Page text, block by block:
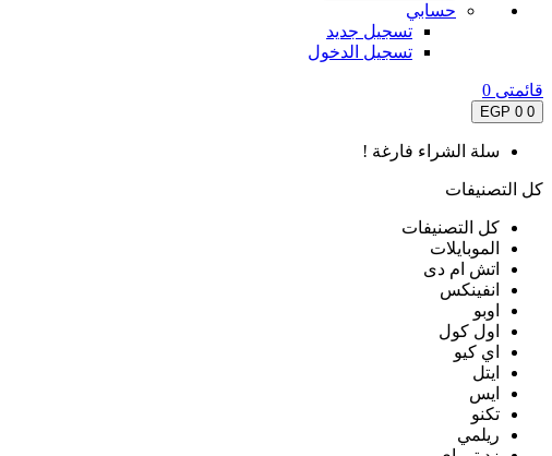
حسابي
تسجيل جديد
تسجيل الدخول
قائمتى 0
0
0 EGP
سلة الشراء فارغة !
كل التصنيفات
كل التصنيفات
الموبايلات
اتش ام دى
انفينكس
اوبو
اول كول
اي كيو
ايتل
ايس
تكنو
ريلمي